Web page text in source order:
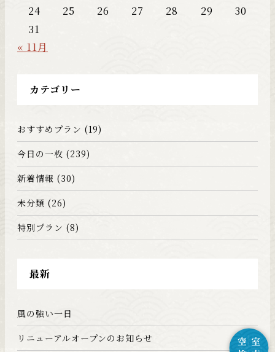
24
25 26 27 28 29
30
31
« 11月
カテゴリー
おすすめプラン (19)
今日の一枚 (239)
新着情報 (30)
未分類 (26)
特別プラン (8)
最新
風の強い一日
リニューアルオープンのお知らせ